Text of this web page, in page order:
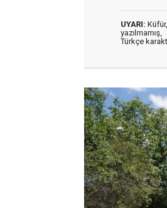
UYARI:
yazılmamış,
Türkçe